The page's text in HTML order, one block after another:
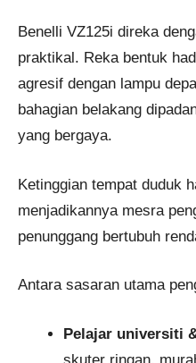
Benelli VZ125i direka
praktikal. Reka bentuk
agresif dengan lampu
bahagian belakang
yang bergaya.
Ketinggian tempat duduk
menjadikannya mesra
penunggang bertubuh
Antara sasaran utama
Pelajar universiti